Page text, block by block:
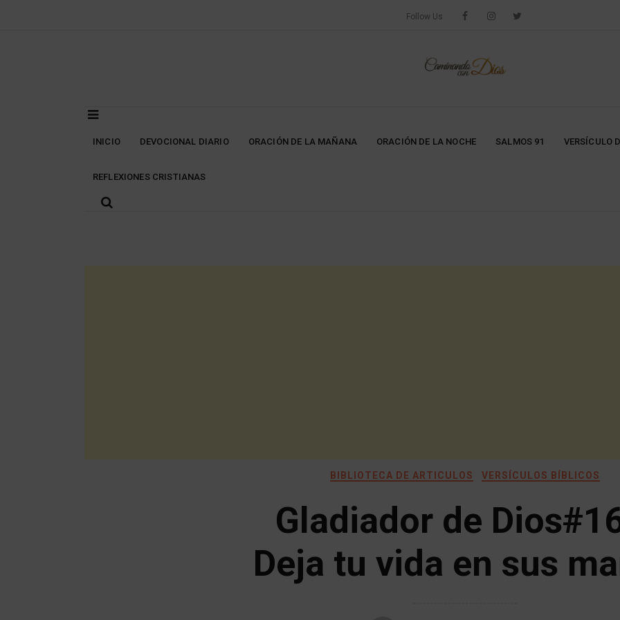
Follow Us
INICIO DEVOCIONAL DIARIO ORACIÓN DE LA MAÑANA ORACIÓN DE LA NOCHE SALMOS 91 VERSÍCULO
REFLEXIONES CRISTIANAS
BIBLIOTECA DE ARTICULOS VERSÍCULOS BÍBLICOS
Gladiador de
Deja tu vida en sus